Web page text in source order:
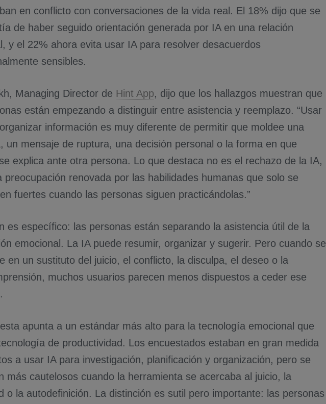
en conflicto con conversaciones de la vida real. El 18% dijo que se
de haber seguido orientación generada por IA en una relación
y el 22% ahora evita usar IA para resolver desacuerdos
sensibles.
Managing Director de Hint App, dijo que los hallazgos muestran que
están empezando a distinguir entre asistencia y reemplazo. “Usar
información es muy diferente de permitir que moldee una
un mensaje de ruptura, una decisión personal o la forma en que
explica ante otra persona. Lo que destaca no es el rechazo de la IA,
preocupación renovada por las habilidades humanas que solo se
fuertes cuando las personas siguen practicándolas.”
es específico: las personas están separando la asistencia útil de la
emocional. La IA puede resumir, organizar y sugerir. Pero cuando se
en un sustituto del juicio, el conflicto, la disculpa, el deseo o la
muchos usuarios parecen menos dispuestos a ceder ese
apunta a un estándar más alto para la tecnología emocional que
de productividad. Los encuestados estaban en gran medida
a usar IA para investigación, planificación y organización, pero se
más cautelosos cuando la herramienta se acercaba al juicio, la
o la autodefinición. La distinción es sutil pero importante: las personas